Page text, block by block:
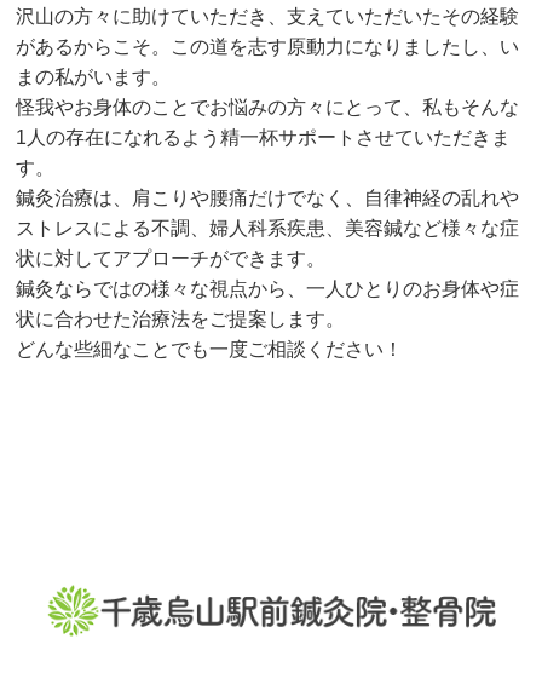
沢山の方々に助けていただき、支えていただいたその経験
があるからこそ。この道を志す原動力になりましたし、い
まの私がいます。
怪我やお身体のことでお悩みの方々にとって、私もそんな
1人の存在になれるよう精一杯サポートさせていただきま
す。
鍼灸治療は、肩こりや腰痛だけでなく、自律神経の乱れや
ストレスによる不調、婦人科系疾患、美容鍼など様々な症
状に対してアプローチができます。
鍼灸ならではの様々な視点から、一人ひとりのお身体や症
状に合わせた治療法をご提案します。
どんな些細なことでも一度ご相談ください！